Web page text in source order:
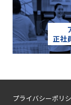
正社
プライバシーポリ